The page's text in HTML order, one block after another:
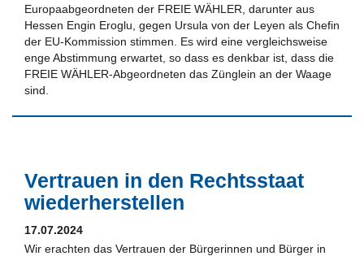
Europaabgeordneten der FREIE WÄHLER, darunter aus
Hessen Engin Eroglu, gegen Ursula von der Leyen als Chefin
der EU-Kommission stimmen. Es wird eine vergleichsweise
enge Abstimmung erwartet, so dass es denkbar ist, dass die
FREIE WÄHLER-Abgeordneten das Zünglein an der Waage
sind.
Vertrauen in den Rechtsstaat
wiederherstellen
17.07.2024
Wir erachten das Vertrauen der Bürgerinnen und Bürger in